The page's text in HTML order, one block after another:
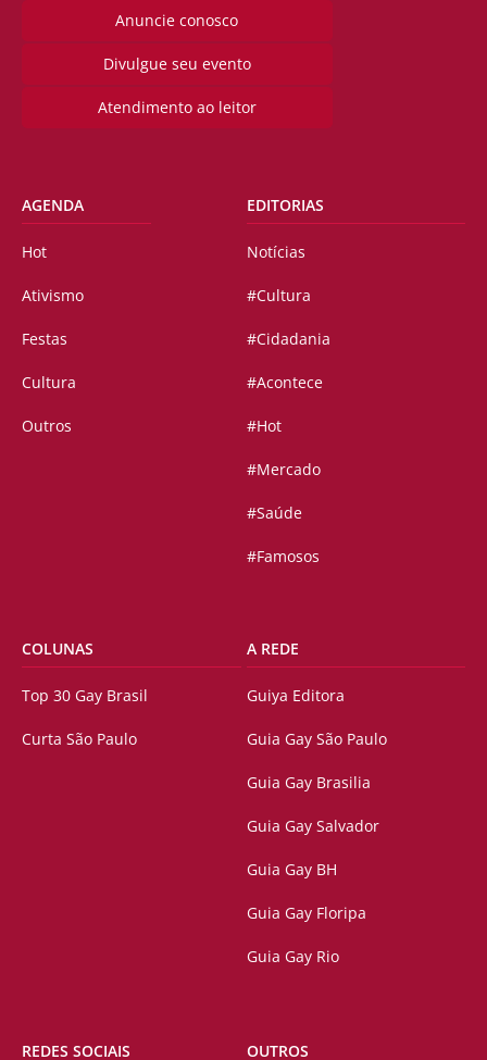
Anuncie conosco
Divulgue seu evento
Atendimento ao leitor
AGENDA
Hot
Ativismo
Festas
Cultura
Outros
EDITORIAS
Notícias
#Cultura
#Cidadania
#Acontece
#Hot
#Mercado
#Saúde
#Famosos
COLUNAS
Top 30 Gay Brasil
Curta São Paulo
A REDE
Guiya Editora
Guia Gay São Paulo
Guia Gay Brasilia
Guia Gay Salvador
Guia Gay BH
Guia Gay Floripa
Guia Gay Rio
REDES SOCIAIS OUTROS